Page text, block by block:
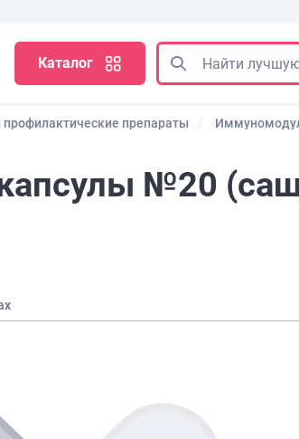
Каталог
препараты
№20